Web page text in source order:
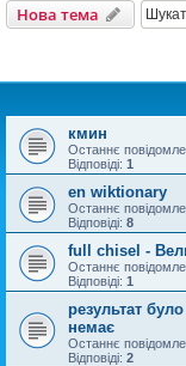
Нова тема
кмин
Останнє
Відповіді: 1
en wiktionary
Останнє
Відповіді: 8
full chisel -
Останнє
Відповіді: 1
результат
немає
Останнє
Відповіді: 2